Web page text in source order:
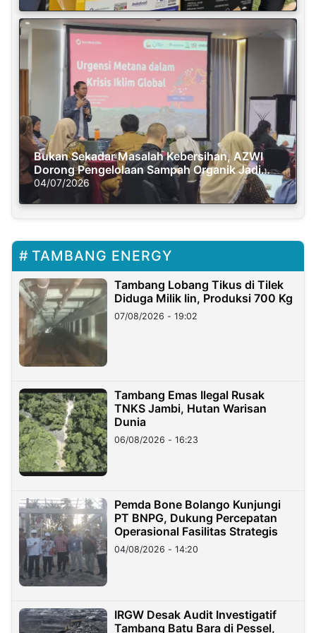
Bukan Sekadar Masalah Kebersihan, AZWI
Dorong Pengelolaan Sampah Organik Jadi
Solusi Krisis Iklim
04/07/2026
TAMBANG ENERGY
Tambang Lobang Tikus di Tilek
Diduga Milik Iin, Produksi 700 Kg
07/08/2026 - 19:02
Tambang Emas Ilegal Rusak
TNKS Jambi, Hutan Warisan
Dunia
06/08/2026 - 16:23
Pemda Bone Bolango Kunjungi
PT BNPG, Dukung Percepatan
Operasional Fasilitas Strategis
04/08/2026 - 14:20
IRGW Desak Audit Investigatif
Tambang Batu Bara di Pessel,